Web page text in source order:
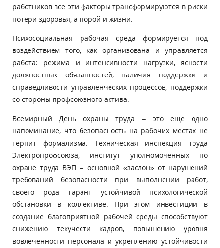
работников все эти факторы трансформируются в риски
потери здоровья, а порой и жизни.
Психосоциальная рабочая среда формируется под
воздействием того, как организована и управляется
работа: режима и интенсивности нагрузки, ясности
должностных обязанностей, наличия поддержки и
справедливости управленческих процессов, поддержки
со стороны профсоюзного актива.
Всемирный День охраны труда – это еще одно
напоминание, что безопасность на рабочих местах не
терпит формализма. Техническая инспекция труда
Электропрофсоюза, институт уполномоченных по
охране труда ВЭП – основной «заслон» от нарушений
требований безопасности при выполнении работ,
своего рода гарант устойчивой психологической
обстановки в коллективе. При этом инвестиции в
создание благоприятной рабочей среды способствуют
снижению текучести кадров, повышению уровня
вовлеченности персонала и укреплению устойчивости